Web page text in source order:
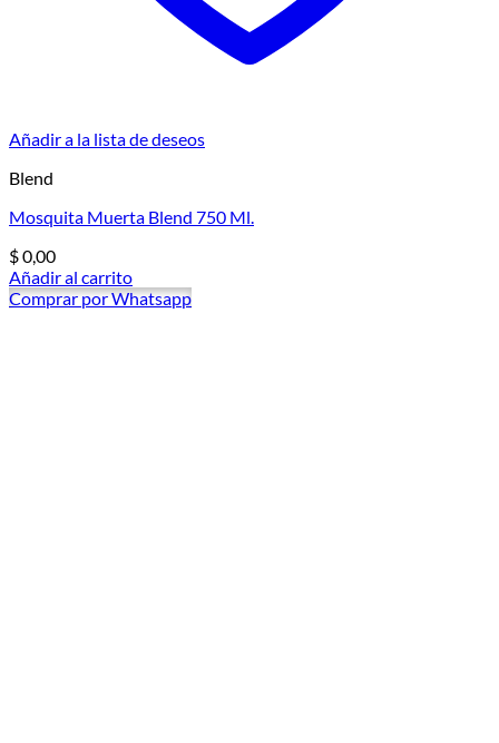
Añadir a la lista de deseos
Blend
Mosquita Muerta Blend 750 Ml.
$0,00
Añadir al carrito
Comprar por Whatsapp